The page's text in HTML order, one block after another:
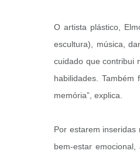
O artista plástico,
escultura), música,
cuidado que contribui
habilidades.
memória”, explica.
Por estarem
bem-estar